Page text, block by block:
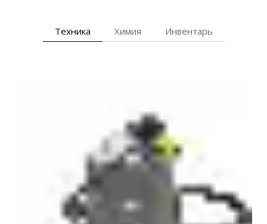
Техника Химия Инвентарь